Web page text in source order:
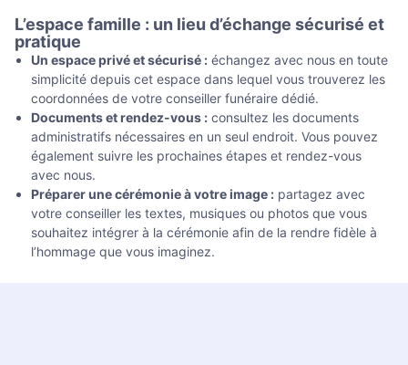
L’espace famille : un lieu d’échange sécurisé et
pratique
Un espace privé et sécurisé : échangez avec nous en toute
simplicité depuis cet espace dans lequel vous trouverez les
coordonnées de votre conseiller funéraire dédié.
Documents et rendez-vous : consultez les documents
administratifs nécessaires en un seul endroit. Vous pouvez
également suivre les prochaines étapes et rendez-vous
avec nous.
Préparer une cérémonie à votre image : partagez avec
votre conseiller les textes, musiques ou photos que vous
souhaitez intégrer à la cérémonie afin de la rendre fidèle à
l’hommage que vous imaginez.